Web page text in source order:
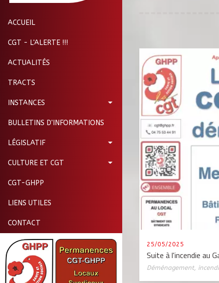
ACCUEIL
CGT - L'ALERTE !!!
ACTUALITÉS
TRACTS
INSTANCES
BULLETINS D'INFORMATIONS
LÉGISLATIF
CULTURE ET CGT
CGT-GHPP
LIENS UTILES
CONTACT
25/05/2025
Suite à l'incendie au
Déménagement,